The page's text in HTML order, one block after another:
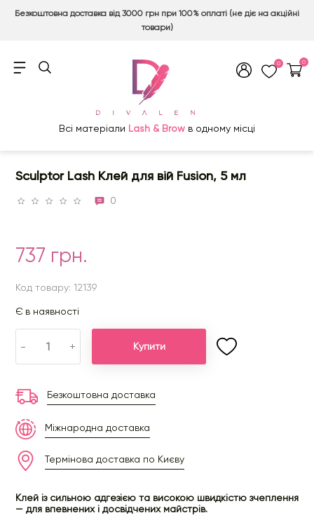
Безкоштовна доставка від 3000 грн при 100% оплаті (не діє на акційні
товари)
0 0
Всі матеріали Lash & Brow в одному місці
Sculptor Lash Клей для вій Fusion, 5 мл
0
737 грн.
Код товару: 12139
Є в наявності
- + Купити
Безкоштовна доставка
Міжнародна доставка
Термінова доставка по Києву
Клей із сильною адгезією та високою швидкістю зчеплення
— для впевнених і досвідчених майстрів.